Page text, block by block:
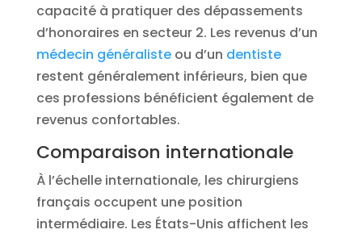
capacité à pratiquer des dépassements
d’honoraires en secteur 2. Les revenus d’un
médecin généralisteou d’un dentiste
restent généralement inférieurs, bien que
ces professions bénéficient également de
revenus confortables.
Comparaison internationale
À l’échelle internationale, les chirurgiens
français occupent une position
intermédiaire. Les États-Unis affichent les